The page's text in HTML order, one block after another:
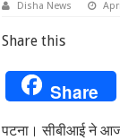
Disha News
Share this
Share
पटना। सीबीआई ने आज